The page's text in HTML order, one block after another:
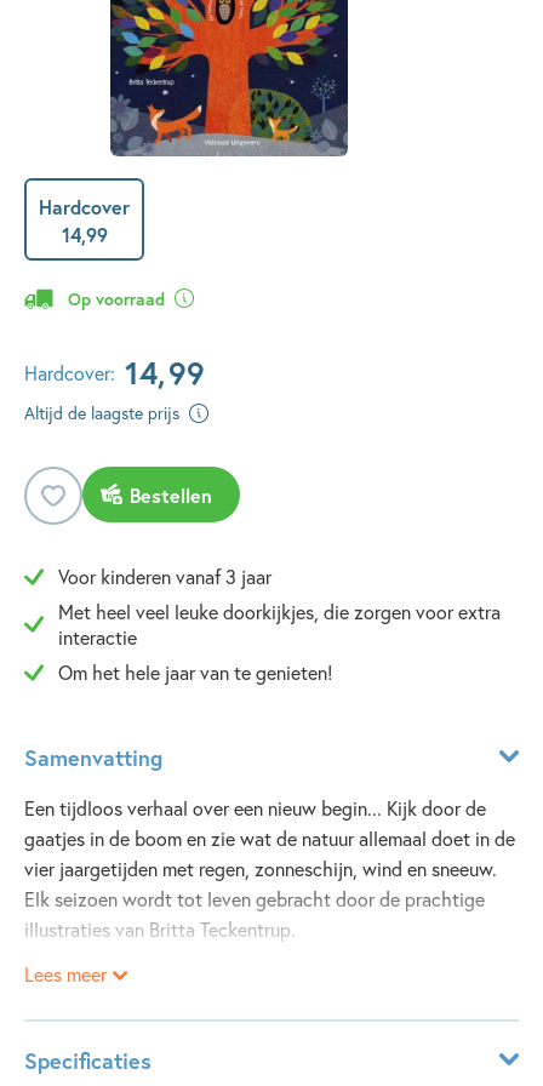
Hardcover
14,99
Op voorraad
Hardcover: 14,99
Altijd de laagste prijs
Bestellen
Voor kinderen vanaf 3 jaar
Met heel veel leuke doorkijkjes, die zorgen voor extra
interactie
Om het hele jaar van te genieten!
Samenvatting
Een tijdloos verhaal over een nieuw begin... Kijk door de
gaatjes in de boom en zie wat de natuur allemaal doet in de
vier jaargetijden met regen, zonneschijn, wind en sneeuw.
Elk seizoen wordt tot leven gebracht door de prachtige
illustraties van Britta Teckentrup.
Lees meer
Specificaties